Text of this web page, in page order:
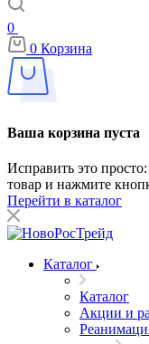
0
0 Корзина
Ваша корзина пуста
Исправить это
товар и нажмите
Перейти в каталог
Каталог
Каталог
Акции и